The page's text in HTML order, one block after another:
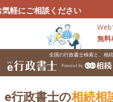
Web
無料
ださい
全国の行政書士検索と、相
e行政書士の相続相